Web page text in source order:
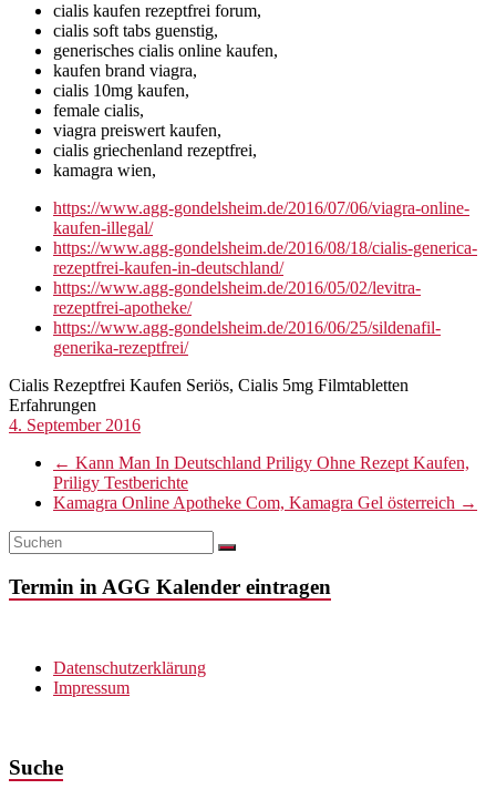
cialis kaufen rezeptfrei forum,
cialis soft tabs guenstig,
generisches cialis online kaufen,
kaufen brand viagra,
cialis 10mg kaufen,
female cialis,
viagra preiswert kaufen,
cialis griechenland rezeptfrei,
kamagra wien,
https://www.agg-gondelsheim.de/2016/07/06/viagra-online-
kaufen-illegal/
https://www.agg-gondelsheim.de/2016/08/18/cialis-generica-
rezeptfrei-kaufen-in-deutschland/
https://www.agg-gondelsheim.de/2016/05/02/levitra-
rezeptfrei-apotheke/
https://www.agg-gondelsheim.de/2016/06/25/sildenafil-
generika-rezeptfrei/
Cialis Rezeptfrei Kaufen Seriös, Cialis 5mg Filmtabletten
Erfahrungen
4. September 2016
← Kann Man In Deutschland Priligy Ohne Rezept Kaufen,
Priligy Testberichte
Kamagra Online Apotheke Com, Kamagra Gel österreich →
Termin in AGG Kalender eintragen
Datenschutzerklärung
Impressum
Suche